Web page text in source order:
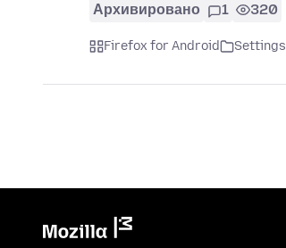
Архивировано 1 320
Firefox for Android Settings